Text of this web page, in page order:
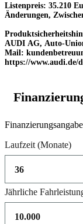
Listenpreis: 35.210
Änderungen,
AUDI AG, Auto-
Mail:
https://www.audi.de/
Laufzeit (Monate)
Jährliche